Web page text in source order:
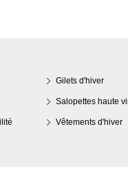
Gilets d'hiver
Salopettes haute
Vêtements d'hiver